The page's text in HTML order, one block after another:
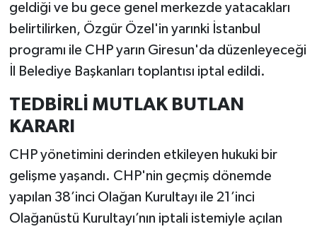
geldiği ve bu gece genel merkezde yatacakları
belirtilirken, Özgür Özel'in yarınki İstanbul
programı ile CHP yarın Giresun'da düzenleyeceği
İl Belediye Başkanları toplantısı iptal edildi.
TEDBİRLİ MUTLAK BUTLAN
KARARI
CHP yönetimini derinden etkileyen hukuki bir
gelişme yaşandı. CHP'nin geçmiş dönemde
yapılan 38’inci Olağan Kurultayı ile 21’inci
Olağanüstü Kurultayı’nın iptali istemiyle açılan